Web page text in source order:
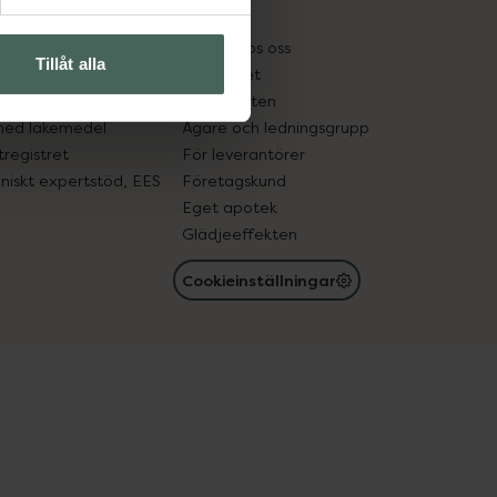
Tillåt alla
in gammal medicin
läkemedel
expertstöd, EES
Pressrum
Jobba hos oss
Hållbarhet
Samarbeten
Ägare och ledningsgrupp
För leverantörer
Företagskund
Eget apotek
Glädjeeffekten
Cookieinställningar